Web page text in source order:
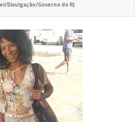
Divulgação/Governo do RJ